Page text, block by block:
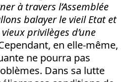
à travers l’Assemblée
balayer le vieil Etat et
privilèges d’une
en elle-même,
ne pourra pas
Dans sa lutte